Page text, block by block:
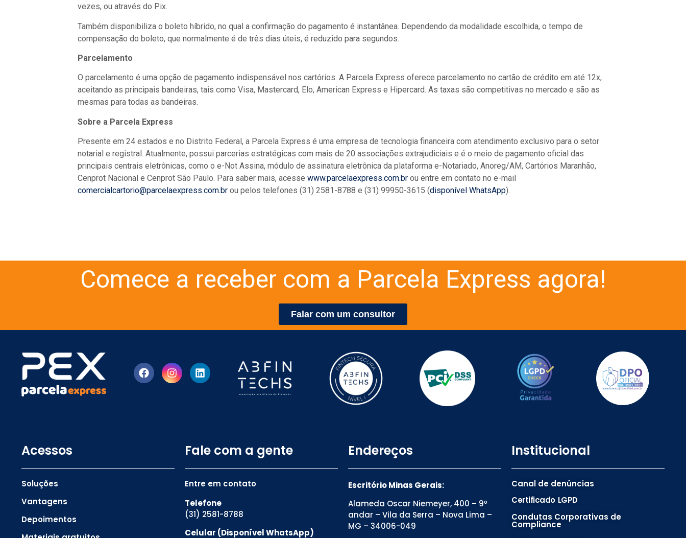
vezes, ou através do Pix.
Também disponibiliza o boleto híbrido, no qual a confirmação do pagamento é instantânea. Dependendo da modalidade escolhida, o tempo de
compensação do boleto, que normalmente é de três dias úteis, é reduzido para segundos.
Parcelamento
O parcelamento é uma opção de pagamento indispensável nos cartórios. A Parcela Express oferece parcelamento no cartão de crédito em até 12x,
aceitando as principais bandeiras, tais como Visa, Mastercard, Elo, American Express e Hipercard. As taxas são competitivas no mercado e são as
mesmas para todas as bandeiras.
Sobre a Parcela Express
Presente em 24 estados e no Distrito Federal, a Parcela Express é uma empresa de tecnologia financeira com atendimento exclusivo para o setor
notarial e registral. Atualmente, possui parcerias estratégicas com mais de 20 associações extrajudiciais e é o meio de pagamento oficial das
principais centrais eletrônicas, como o e-Not Assina, módulo de assinatura eletrônica da plataforma e-Notariado, Anoreg/AM, Cartórios Maranhão,
Cenprot Nacional e Cenprot São Paulo. Para saber mais, acesse www.parcelaexpress.com.br ou entre em contato no e-mail
comercialcartorio@parcelaexpress.com.br ou pelos telefones (31) 2581-8788 e (31) 99950-3615 (disponível WhatsApp).
Comece a receber com a Parcela Express agora!
Falar com um consultor
Acessos
Soluções
Vantagens
Depoimentos
Fale com a gente
Entre em contato
Telefone
(31) 2581-8788
Celular (Disponível WhatsApp)
Endereços
Escritório Minas Gerais:
Alameda Oscar Niemeyer, 400 – 9º
andar – Vila da Serra – Nova Lima –
MG – 34006-049
Institucional
Canal de denúncias
Certificado LGPD
Condutas Corporativas de
Compliance